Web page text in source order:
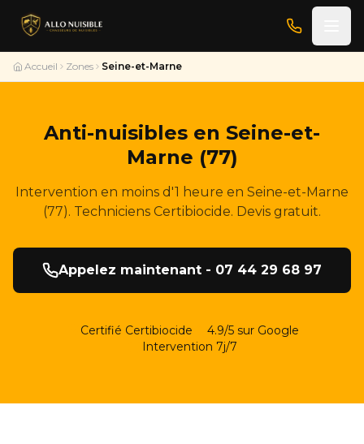
Accueil Zones Seine-et-Marne
Anti-nuisibles en Seine-et-
Marne (77)
Intervention en moins d'1 heure en Seine-et-Marne
(77). Techniciens Certibiocide. Devis gratuit.
Appelez maintenant - 07 44 29 68 97
Certifié Certibiocide
4.9/5 sur Google
Intervention 7j/7